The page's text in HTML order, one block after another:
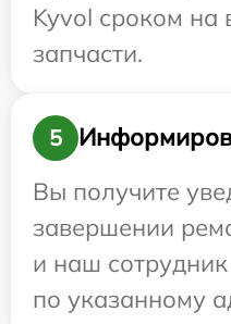
Kyvol сроком на
запчасти.
5
Вы получите
завершении
и наш
по указанному